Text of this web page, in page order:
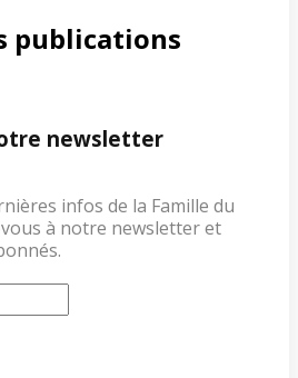
publications
newsletter
infos de la Famille du
à notre newsletter et